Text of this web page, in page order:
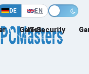
DE EN
Games
IT-Security